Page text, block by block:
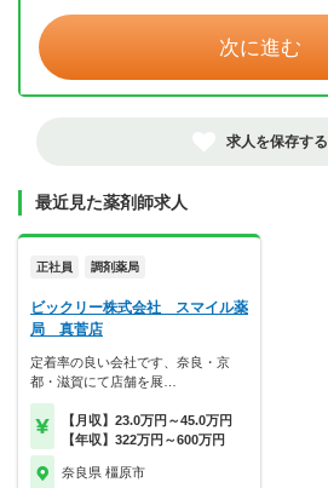
次に進む
求人を保存する
最近見た薬剤師求人
正社員 調剤薬局
ビックリー株式会社 スマイル薬
局 真菅店
定着率の良い会社です、奈良・京
都・滋賀にて店舗を展…
【月収】23.0万円～45.0万円
【年収】322万円～600万円
奈良県 橿原市